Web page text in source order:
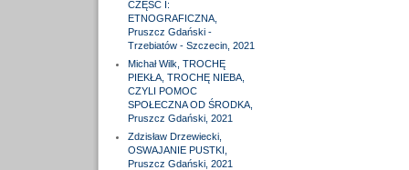
CZĘŚĆ I:
ETNOGRAFICZNA,
Pruszcz Gdański -
Trzebiatów - Szczecin, 2021
Michał Wilk, TROCHĘ
PIEKŁA, TROCHĘ NIEBA,
CZYLI POMOC
SPOŁECZNA OD ŚRODKA,
Pruszcz Gdański, 2021
Zdzisław Drzewiecki,
OSWAJANIE PUSTKI,
Pruszcz Gdański, 2021